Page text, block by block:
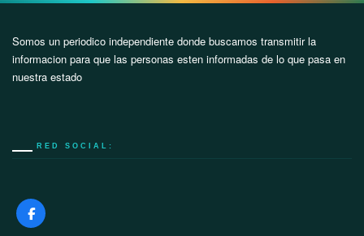
Somos un periodico independiente donde buscamos transmitir la
informacion para que las personas esten informadas de lo que pasa en
nuestra estado
RED SOCIAL: